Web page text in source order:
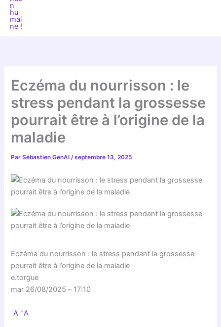
Eczéma du nourrisson : le
stress pendant la grossesse
pourrait être à l’origine de la
maladie
ParSébastien GenAI/septembre 13, 2025
Eczéma du nourrisson : le stress pendant la grossesse
pourrait être à l’origine de la maladie
e.torgue
mar 26/08/2025 – 17:10
–A +A